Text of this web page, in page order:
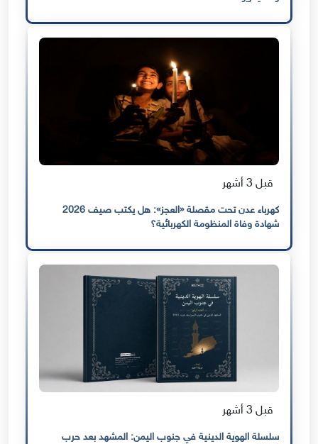
قبل 3 أشهر
كهرباء عدن تحت مقصلة «العجز»: هل يكتب صيف 2026
شهادة وفاة المنظومة الكهربائية؟
قبل 3 أشهر
سلسلة الهوية الدينية في جنوب اليمن: المشهد بعد حرب